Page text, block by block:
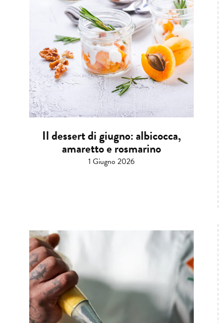
Il dessert di giugno: albicocca,
amaretto e rosmarino
1 Giugno 2026